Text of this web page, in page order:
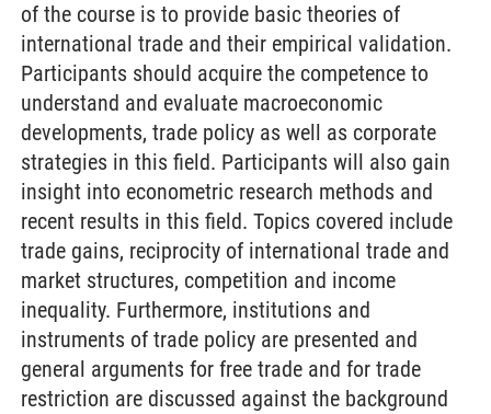
of the course is to provide basic theories of
international trade and their empirical validation.
Participants should acquire the competence to
understand and evaluate macroeconomic
developments, trade policy as well as corporate
strategies in this field. Participants will also gain
insight into econometric research methods and
recent results in this field. Topics covered include
trade gains, reciprocity of international trade and
market structures, competition and income
inequality. Furthermore, institutions and
instruments of trade policy are presented and
general arguments for free trade and for trade
restriction are discussed against the background